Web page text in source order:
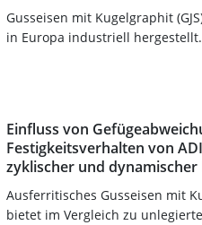
Gusseisen mit Kugelgraphit
in Europa industriell hergestellt.
Einfluss von
Festigkeitsverhalten von
zyklischer und
Ausferritisches Gusseisen mit
bietet im Vergleich zu